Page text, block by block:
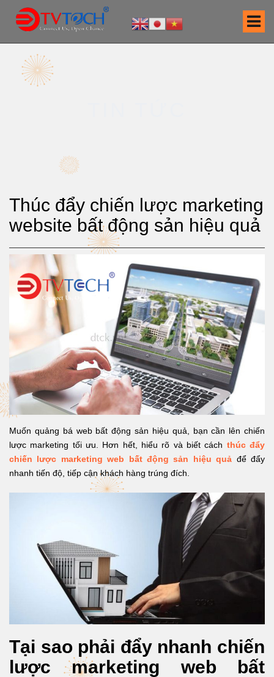
Thúc đẩy chiến lược marketing
website bất động sản hiệu quả
Muốn quảng bá web bất động sản hiệu quả, bạn cần lên chiến
lược marketing tối ưu. Hơn hết, hiểu rõ và biết cách thúc đẩy
chiến lược marketing web bất động sản hiệu quả để đẩy
nhanh tiến độ, tiếp cận khách hàng trúng đích.
Tại sao phải đẩy nhanh chiến
lược marketing web bất